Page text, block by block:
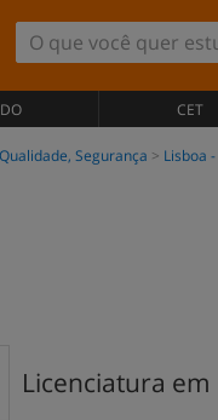
CET
Qualidade, Segurança Lisboa
Licenciatura em